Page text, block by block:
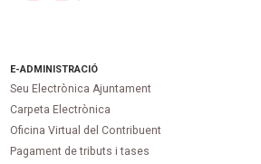
E-ADMINISTRACIÓ
Seu Electrònica Ajuntament
Carpeta Electrònica
Oficina Virtual del Contribuent
Pagament de tributs i tases